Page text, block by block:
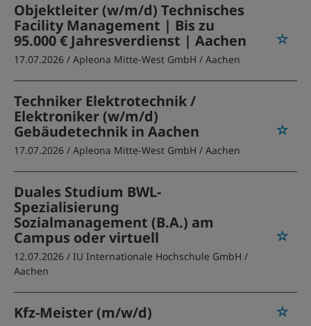
Objektleiter (w/m/d) Technisches
Facility Management | Bis zu
95.000 € Jahresverdienst | Aachen
17.07.2026 / Apleona Mitte-West GmbH / Aachen
Techniker Elektrotechnik /
Elektroniker (w/m/d)
Gebäudetechnik in Aachen
17.07.2026 / Apleona Mitte-West GmbH / Aachen
Duales Studium BWL-
Spezialisierung
Sozialmanagement (B.A.) am
Campus oder virtuell
12.07.2026 / IU Internationale Hochschule GmbH /
Aachen
Kfz-Meister (m/w/d)